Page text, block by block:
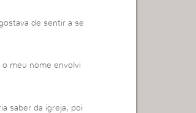
de sentir a se
o meu nome envolvi
saber da igreja, poi